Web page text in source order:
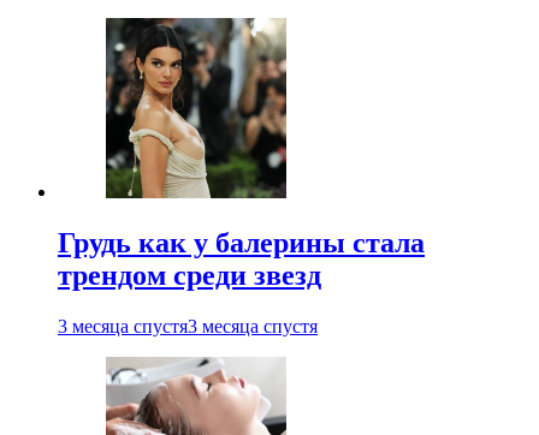
Грудь как у балерины стала
трендом среди звезд
3 месяца спустя3 месяца спустя